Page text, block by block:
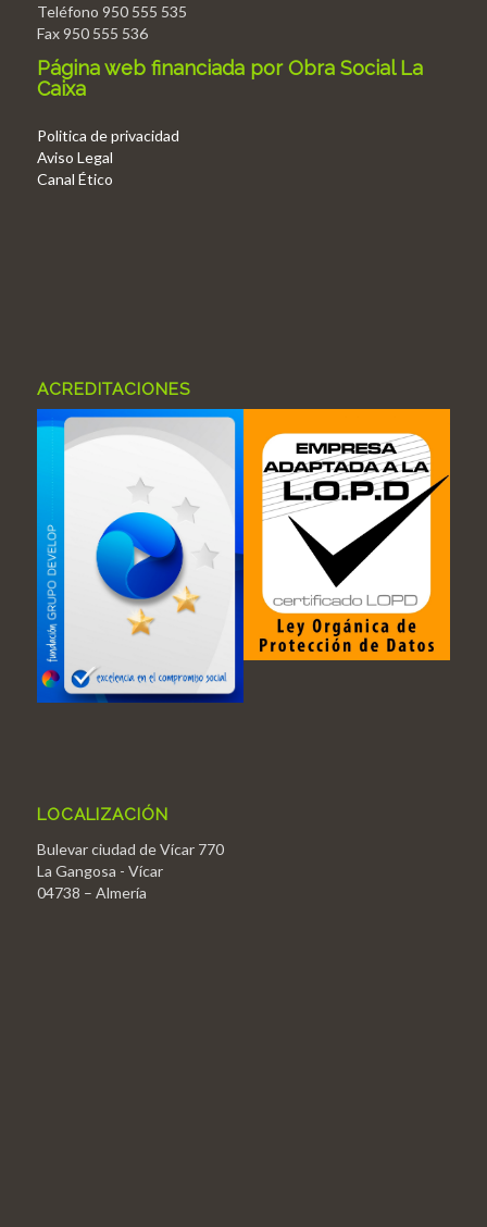
Teléfono 950 555 535
Fax 950 555 536
Página web financiada por Obra Social La
Caixa
Politica de privacidad
Aviso Legal
Canal Ético
ACREDITACIONES
LOCALIZACIÓN
Bulevar ciudad de Vícar 770
La Gangosa - Vícar
04738 – Almería